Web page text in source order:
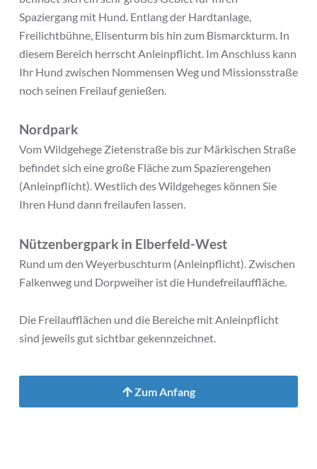
Spaziergang mit Hund. Entlang der Hardtanlage,
Freilichtbühne, Elisenturm bis hin zum Bismarckturm. In
diesem Bereich herrscht Anleinpflicht. Im Anschluss kann
Ihr Hund zwischen Nommensen Weg und Missionsstraße
noch seinen Freilauf genießen.
Nordpark
Vom Wildgehege Zietenstraße bis zur Märkischen Straße
befindet sich eine große Fläche zum Spazierengehen
(Anleinpflicht). Westlich des Wildgeheges können Sie
Ihren Hund dann freilaufen lassen.
Nützenbergpark in Elberfeld-West
Rund um den Weyerbuschturm (Anleinpflicht). Zwischen
Falkenweg und Dorpweiher ist die Hundefreilauffläche.
Die Freilaufflächen und die Bereiche mit Anleinpflicht
sind jeweils gut sichtbar gekennzeichnet.
Zum Anfang